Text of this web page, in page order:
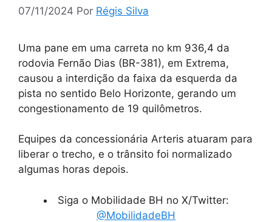
07/11/2024 Por Régis Silva
Uma pane em uma carreta no km 936,4 da
rodovia Fernão Dias (BR-381), em Extrema,
causou a interdição da faixa da esquerda da
pista no sentido Belo Horizonte, gerando um
congestionamento de 19 quilômetros.
Equipes da concessionária Arteris atuaram para
liberar o trecho, e o trânsito foi normalizado
algumas horas depois.
Siga o Mobilidade BH no X/Twitter:
@MobilidadeBH